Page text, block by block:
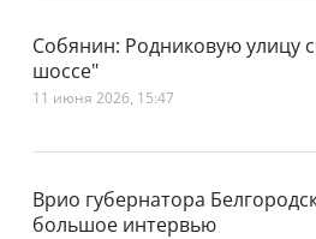
Собянин: Родниковую улицу
шоссе"
11 июня 2026, 15:47
Врио губернатора
большое интервью